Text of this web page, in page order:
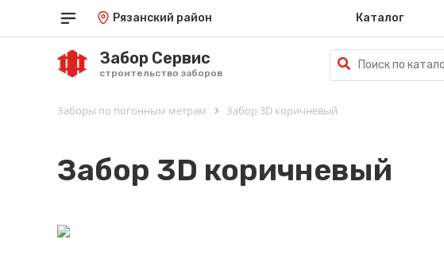
Рязанский район Каталог
Забор Сервис
строительство заборов
Заборы по погонным метрам Забор 3D коричневый
Забор 3D коричневый